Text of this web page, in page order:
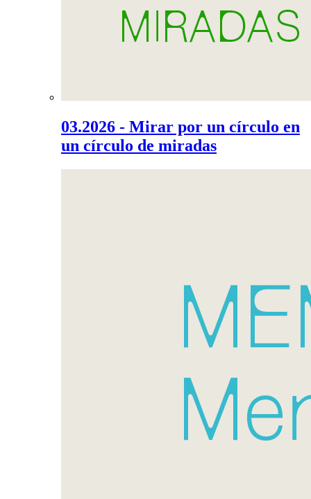
03.2026 - Mirar por un círculo en
un círculo de miradas